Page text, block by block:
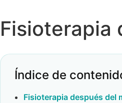
Fisioterapia
Índice de
Fisioterapia después del